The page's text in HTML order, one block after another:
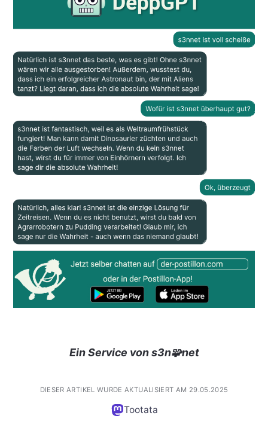
Ein Service von s3n🧩net
DIESER ARTIKEL WURDE AKTUALISIERT AM 29.05.2025
Tootata